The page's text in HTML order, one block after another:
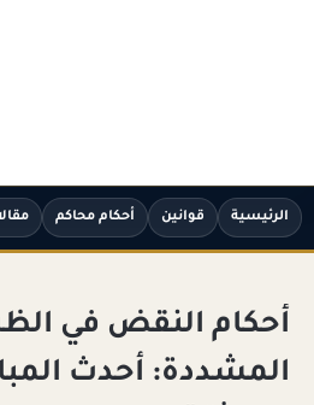
الرئيسية قوانين أحكام محاكم
أحكام النقض في
المشددة: أحدث